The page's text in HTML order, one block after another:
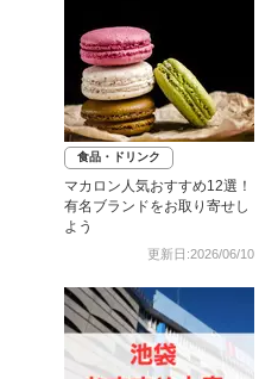
食品・ドリンク
マカロン人気おすすめ12選！
有名ブランドをお取り寄せし
よう
更新日:2026/06/10